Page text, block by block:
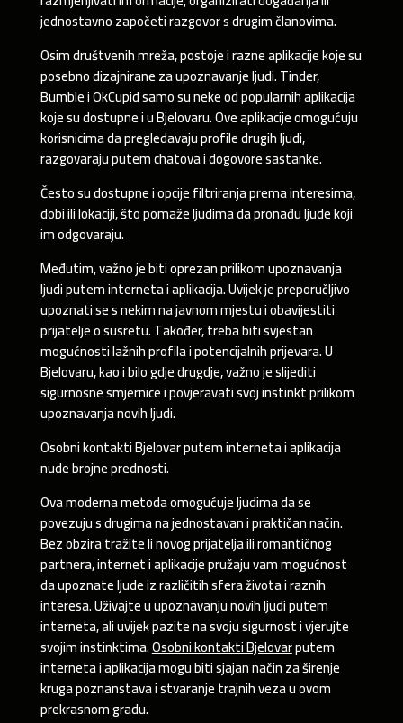
jednostavno započeti razgovor s drugim članovima.
Osim društvenih mreža, postoje i razne aplikacije koje su
posebno dizajnirane za upoznavanje ljudi. Tinder,
Bumble i OkCupid samo su neke od popularnih aplikacija
koje su dostupne i u Bjelovaru. Ove aplikacije omogućuju
korisnicima da pregledavaju profile drugih ljudi,
razgovaraju putem chatova i dogovore sastanke.
Često su dostupne i opcije filtriranja prema interesima,
dobi ili lokaciji, što pomaže ljudima da pronađu ljude koji
im odgovaraju.
Međutim, važno je biti oprezan prilikom upoznavanja
ljudi putem interneta i aplikacija. Uvijek je preporučljivo
upoznati se s nekim na javnom mjestu i obavijestiti
prijatelje o susretu. Također, treba biti svjestan
mogućnosti lažnih profila i potencijalnih prijevara. U
Bjelovaru, kao i bilo gdje drugdje, važno je slijediti
sigurnosne smjernice i povjeravati svoj instinkt prilikom
upoznavanja novih ljudi.
Osobni kontakti Bjelovar putem interneta i aplikacija
nude brojne prednosti.
Ova moderna metoda omogućuje ljudima da se
povezuju s drugima na jednostavan i praktičan način.
Bez obzira tražite li novog prijatelja ili romantičnog
partnera, internet i aplikacije pružaju vam mogućnost
da upoznate ljude iz različitih sfera života i raznih
interesa. Uživajte u upoznavanju novih ljudi putem
interneta, ali uvijek pazite na svoju sigurnost i vjerujte
svojim instinktima.Osobni kontakti Bjelovarputem
interneta i aplikacija mogu biti sjajan način za širenje
kruga poznanstava i stvaranje trajnih veza u ovom
prekrasnom gradu.